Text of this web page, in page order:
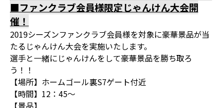
■ファンクラブ会員様限定じゃんけん大会開
催！
2019シーズンファンクラブ会員様を対象に豪華景品が当
たるじゃんけん大会を実施いたします。
選手と一緒にじゃんけんをして豪華景品を勝ち取ろ
う！！
【場所】ホームゴール裏S7ゲート付近
【時間】12：45～
【景品】